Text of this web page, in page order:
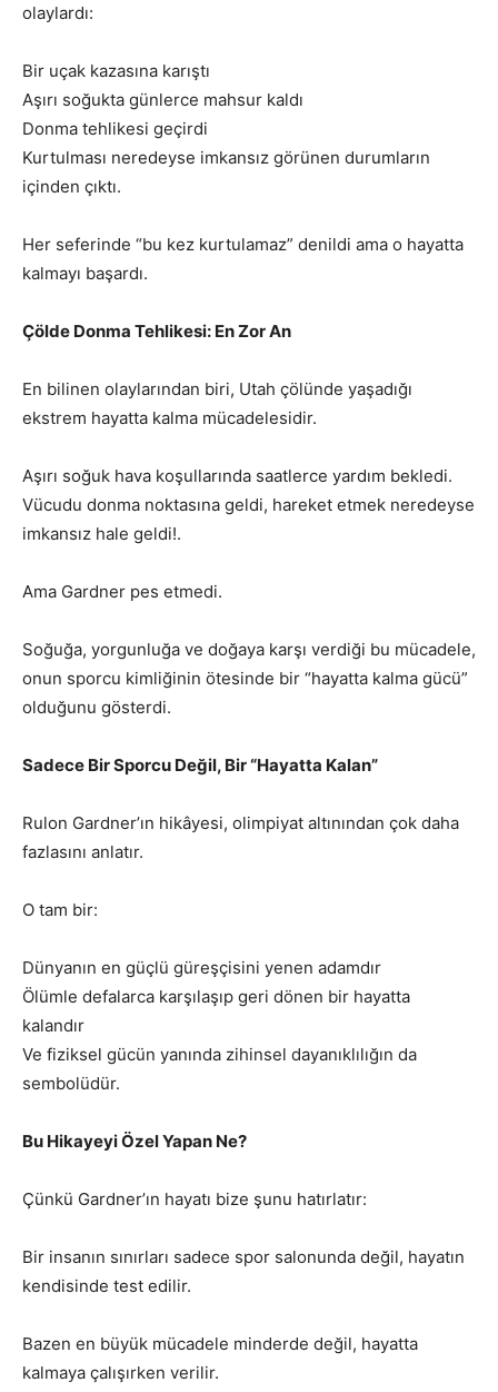
olaylardı:
Bir uçak kazasına karıştı
Aşırı soğukta günlerce mahsur kaldı
Donma tehlikesi geçirdi
Kurtulması neredeyse imkansız görünen durumların
içinden çıktı.
Her seferinde “bu kez kurtulamaz” denildi ama o hayatta
kalmayı başardı.
Çölde Donma Tehlikesi: En Zor An
En bilinen olaylarından biri, Utah çölünde yaşadığı
ekstrem hayatta kalma mücadelesidir.
Aşırı soğuk hava koşullarında saatlerce yardım bekledi.
Vücudu donma noktasına geldi, hareket etmek neredeyse
imkansız hale geldi!.
Ama Gardner pes etmedi.
Soğuğa, yorgunluğa ve doğaya karşı verdiği bu mücadele,
onun sporcu kimliğinin ötesinde bir “hayatta kalma gücü”
olduğunu gösterdi.
Sadece Bir Sporcu Değil, Bir “Hayatta Kalan”
Rulon Gardner’ın hikâyesi, olimpiyat altınından çok daha
fazlasını anlatır.
O tam bir:
Dünyanın en güçlü güreşçisini yenen adamdır
Ölümle defalarca karşılaşıp geri dönen bir hayatta
kalandır
Ve fiziksel gücün yanında zihinsel dayanıklılığın da
sembolüdür.
Bu Hikayeyi Özel Yapan Ne?
Çünkü Gardner’ın hayatı bize şunu hatırlatır:
Bir insanın sınırları sadece spor salonunda değil, hayatın
kendisinde test edilir.
Bazen en büyük mücadele minderde değil, hayatta
kalmaya çalışırken verilir.